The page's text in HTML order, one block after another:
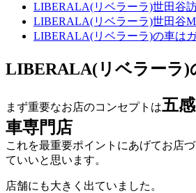
LIBERALA(リベラーラ)世田谷
LIBERALA(リベラーラ)世田谷
LIBERALA(リベラーラ)の車は
LIBERALA(リベラーラ)
まず重要なお店のコンセプトは五
車専門店
これを最重要ポイントにあげてお店
ていいと思います。
店舗にも大きく出ていました。